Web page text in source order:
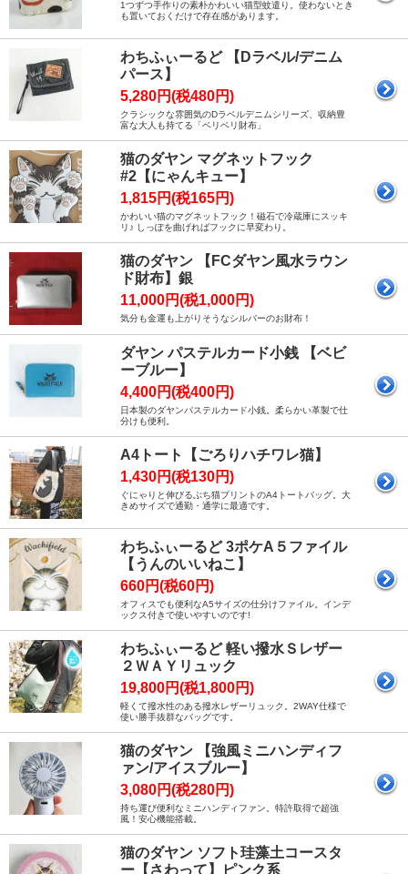
1つずつ手作りの素朴かわいい猫型蚊遣り。使わないとき
も置いておくだけで存在感があります。
わちふぃーるど 【Dラベル/デニム
パース】
5,280円(税480円)
クラシックな雰囲気のDラベルデニムシリーズ、収納豊
富な大人も持てる「ベリベリ財布」
猫のダヤン マグネットフック
#2【にゃんキュー】
1,815円(税165円)
かわいい猫のマグネットフック！磁石で冷蔵庫にスッキ
リ♪ しっぽを曲げればフックに早変わり。
猫のダヤン 【FCダヤン風水ラウン
ド財布】銀
11,000円(税1,000円)
気分も金運も上がりそうなシルバーのお財布！
ダヤン パステルカード小銭 【ベビ
ーブルー】
4,400円(税400円)
日本製のダヤンパステルカード小銭。柔らかい革製で仕
分けも便利。
A4トート【ごろりハチワレ猫】
1,430円(税130円)
ぐにゃりと伸びるぶち猫プリントのA4トートバッグ。大
きめサイズで通勤・通学に最適です。
わちふぃーるど 3ポケA５ファイル
【うんのいいねこ】
660円(税60円)
オフィスでも便利なA5サイズの仕分けファイル。インデ
ックス付きで使いやすいのです!
わちふぃーるど 軽い撥水Ｓレザー
２ＷＡＹリュック
19,800円(税1,800円)
軽くて撥水性のある撥水レザーリュック。2WAY仕様で
使い勝手抜群なバッグです。
猫のダヤン 【強風ミニハンディフ
ァン/アイスブルー】
3,080円(税280円)
持ち運び便利なミニハンディファン。特許取得で超強
風！安心機能搭載。
猫のダヤン ソフト珪藻土コースタ
ー【さわって】ピンク系